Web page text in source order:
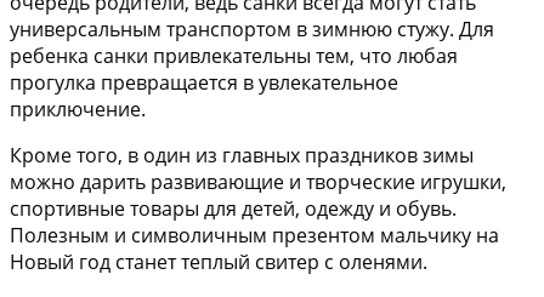
универсальным транспортом в зимнюю стужу. Для
ребенка санки привлекательны тем, что любая
прогулка превращается в увлекательное
приключение.
Кроме того, в один из главных праздников зимы
можно дарить развивающие и творческие игрушки,
спортивные товары для детей, одежду и обувь.
Полезным и символичным презентом мальчику на
Новый год станет теплый свитер с оленями.